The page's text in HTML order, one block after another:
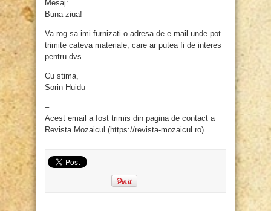
Mesaj:
Buna ziua!
Va rog sa imi furnizati o adresa de e-mail unde pot
trimite cateva materiale, care ar putea fi de interes
pentru dvs.
Cu stima,
Sorin Huidu
–
Acest email a fost trimis din pagina de contact a
Revista Mozaicul (https://revista-mozaicul.ro)